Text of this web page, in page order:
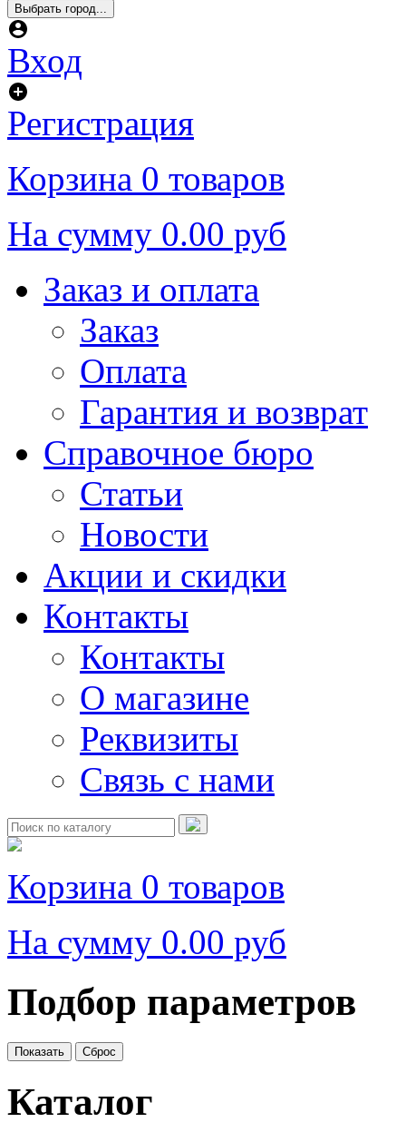
Выбрать город...
Вход
Регистрация
Корзина 0 товаров
На сумму 0.00 руб
Заказ и оплата
Заказ
Оплата
Гарантия и возврат
Справочное бюро
Статьи
Новости
Акции и скидки
Контакты
Контакты
О магазине
Реквизиты
Связь с нами
Корзина 0 товаров
На сумму 0.00 руб
Подбор параметров
Каталог